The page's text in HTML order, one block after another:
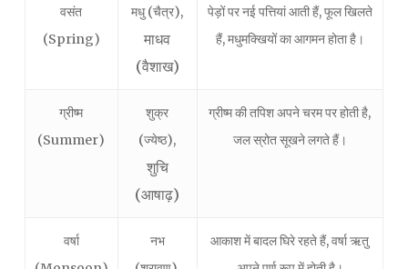
वसंत
(Spring)
मधु (चैत्र),
माधव
(वैशाख)
पेड़ों पर नई पत्तियां आती हैं, फूल खिलते
हैं, मधुमक्खियों का आगमन होता है।
ग्रीष्म
(Summer)
शुक्र
(ज्येष्ठ),
शुचि
(आषाढ़)
ग्रीष्म की तपिश अपने चरम पर होती है,
जल स्रोत सूखने लगते हैं।
वर्षा
नभ
आकाश में बादल घिरे रहते हैं, वर्षा ऋतु